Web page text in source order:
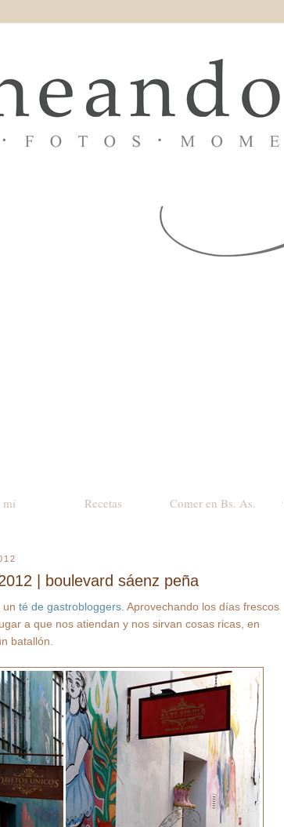
mí Recetas Comer en Bs. As.
| boulevard sáenz peña
un té de gastrobloggers. Aprovechando los días frescos
a que nos atiendan y nos sirvan cosas ricas, en
batallón.